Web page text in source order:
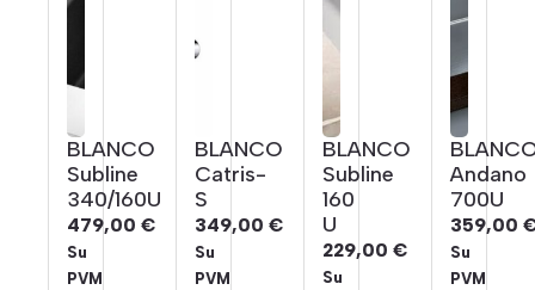
BLANCO
Subline
340/160U
479,00 €
Su
PVM
BLANCO
Catris-
S
349,00 €
Su
PVM
BLANCO
Subline
160
U
229,00 €
Su
Andano
700U
359,00
Su
PVM